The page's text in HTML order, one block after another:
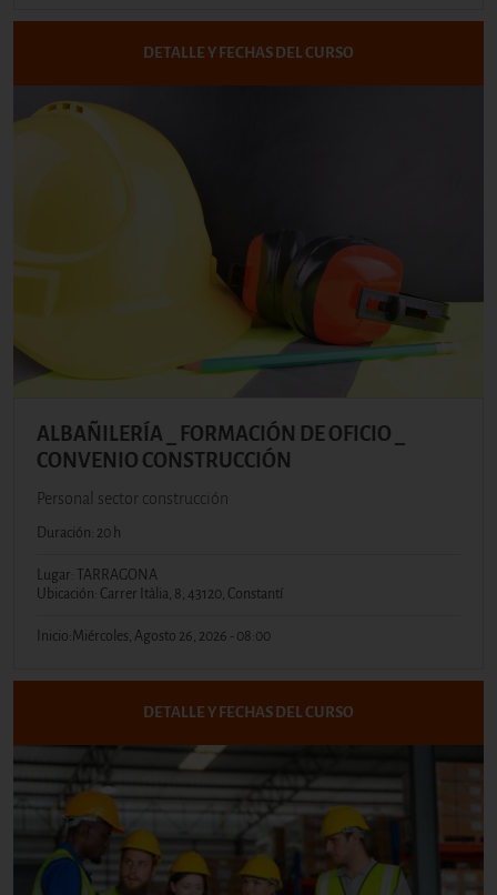
DETALLE Y FECHAS DEL CURSO
ALBAÑILERÍA _ FORMACIÓN DE OFICIO _
CONVENIO CONSTRUCCIÓN
Personal sector construcción
Duración: 20 h
Lugar: TARRAGONA
Ubicación: Carrer Itàlia, 8, 43120, Constantí
Inicio: Miércoles, Agosto 26, 2026 - 08:00
DETALLE Y FECHAS DEL CURSO